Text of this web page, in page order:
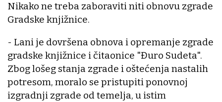
Nikako ne treba zaboraviti niti obnovu zgrade
Gradske knjižnice.
- Lani je dovršena obnova i opremanje zgrade
gradske knjižnice i čitaonice "Đuro Sudeta".
Zbog lošeg stanja zgrade i oštećenja nastalih
potresom, moralo se pristupiti ponovnoj
izgradnji zgrade od temelja, u istim